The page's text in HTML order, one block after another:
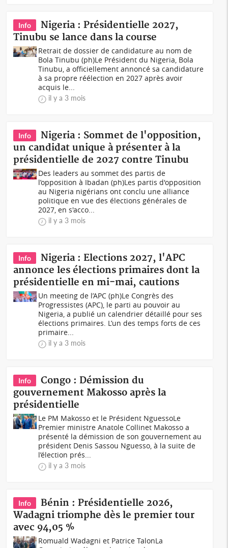
Info
Nigeria : Présidentielle 2027,
Tinubu se lance dans la course
Retrait de dossier de candidature au nom de
Bola Tinubu (ph)Le Président du Nigeria, Bola
Tinubu, a officiellement annoncé sa candidature
à sa propre réélection en 2027 après avoir
acquis le...
il y a 3 mois
Info
Nigeria : Sommet de l'opposition,
un candidat unique à présenter à la
présidentielle de 2027 contre Tinubu
Des leaders au sommet des partis de
l’opposition à Ibadan (ph)Les partis d'opposition
au Nigeria nigérians ont conclu une alliance
politique en vue des élections générales de
2027, en s'acco...
il y a 3 mois
Info
Nigeria : Elections 2027, l'APC
annonce les élections primaires dont la
présidentielle en mi-mai, cautions
Un meeting de l’APC (ph)Le Congrès des
Progressistes (APC), le parti au pouvoir au
Nigeria, a publié un calendrier détaillé pour ses
élections primaires. L’un des temps forts de ces
primaire...
il y a 3 mois
Info
Congo : Démission du
gouvernement Makosso après la
présidentielle
Le PM Makosso et le Président NguessoLe
Premier ministre Anatole Collinet Makosso a
présenté la démission de son gouvernement au
président Denis Sassou Nguesso, à la suite de
l’élection prés...
il y a 3 mois
Info
Bénin : Présidentielle 2026,
Wadagni triomphe dès le premier tour
avec 94,05 %
Romuald Wadagni et Patrice TalonLa